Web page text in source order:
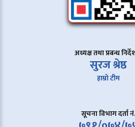
अध्यक्ष तथा प्रबन्ध
सुरज श्रेष्ठ
हाम्रो टीम
सूचना विभाग दर्ता नं.